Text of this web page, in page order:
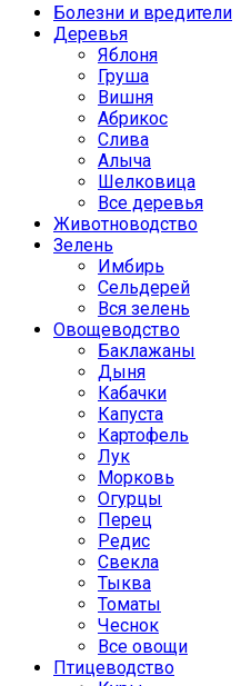
Болезни и вредители
Деревья
Яблоня
Груша
Вишня
Абрикос
Слива
Алыча
Шелковица
Все деревья
Животноводство
Зелень
Имбирь
Сельдерей
Вся зелень
Овощеводство
Баклажаны
Дыня
Кабачки
Капуста
Картофель
Лук
Морковь
Огурцы
Перец
Редис
Свекла
Тыква
Томаты
Чеснок
Все овощи
Птицеводство